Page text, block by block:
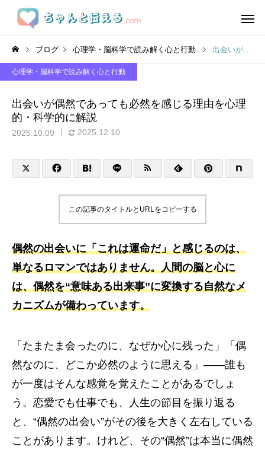
ブログ 心理学・脳科学で読み解く心と行動 出会いが偶然であっても必然を感じる理由を心理的・科学的に解説
心理学・脳科学で読み解く心と行動
出会いが偶然であっても必然を感じる理由を心理
的・科学的に解説
2025.10.09 2025.12.10
この記事のタイトルとURLをコピーする
偶然の出会いに「これは運命だ」と感じるのは、
単なるロマンではありません。人間の脳と心に
は、偶然を“意味ある出来事”に変換する自然なメ
カニズムが備わっています。
「たまたま会ったのに、なぜか心に残った」「偶
然なのに、どこか必然のように思える」――誰も
が一度はそんな感覚を覚えたことがあるでしょ
う。恋愛でも仕事でも、人生の節目を振り返る
と、“偶然の出会い”がその後を大きく左右している
ことがあります。けれど、その“偶然”は本当に偶然